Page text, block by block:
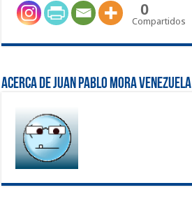
0
Compartidos
Acerca de Juan Pablo Mora Venezuela